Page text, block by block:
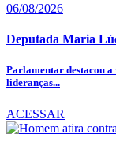
06/08/2026
Deputada Maria
Parlamentar destacou
lideranças...
ACESSAR